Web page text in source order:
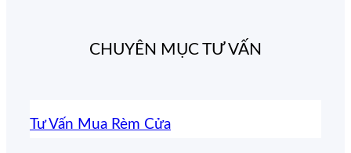
CHUYÊN MỤC TƯ VẤN
Tư Vấn Mua Rèm Cửa